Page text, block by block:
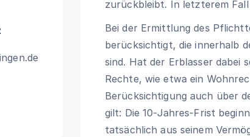
zurückbleibt. In letzterem
Bei der Ermittlung des
berücksichtigt, die innerhalb
sind. Hat der Erblasser dabei
Rechte, wie etwa ein
Berücksichtigung auch über
gilt: Die 10-Jahres-Frist
tatsächlich aus seinem